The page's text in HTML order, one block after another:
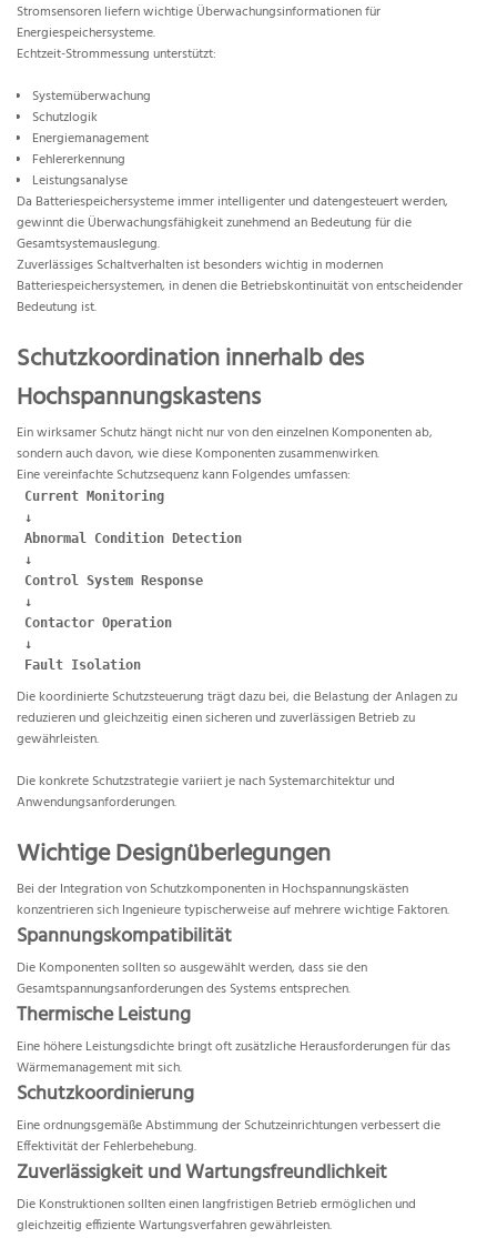
Stromsensoren liefern wichtige Überwachungsinformationen für
Energiespeichersysteme.
Echtzeit-Strommessung unterstützt:
Systemüberwachung
Schutzlogik
Energiemanagement
Fehlererkennung
Leistungsanalyse
Da Batteriespeichersysteme immer intelligenter und datengesteuert werden,
gewinnt die Überwachungsfähigkeit zunehmend an Bedeutung für die
Gesamtsystemauslegung.
Zuverlässiges Schaltverhalten ist besonders wichtig in modernen
Batteriespeichersystemen, in denen die Betriebskontinuität von entscheidender
Bedeutung ist.
Schutzkoordination innerhalb des
Hochspannungskastens
Ein wirksamer Schutz hängt nicht nur von den einzelnen Komponenten ab,
sondern auch davon, wie diese Komponenten zusammenwirken.
Eine vereinfachte Schutzsequenz kann Folgendes umfassen:
Current Monitoring
↓
Abnormal Condition Detection
↓
Control System Response
↓
Contactor Operation
↓
Fault Isolation
Die koordinierte Schutzsteuerung trägt dazu bei, die Belastung der Anlagen zu
reduzieren und gleichzeitig einen sicheren und zuverlässigen Betrieb zu
gewährleisten.
Die konkrete Schutzstrategie variiert je nach Systemarchitektur und
Anwendungsanforderungen.
Wichtige Designüberlegungen
Bei der Integration von Schutzkomponenten in Hochspannungskästen
konzentrieren sich Ingenieure typischerweise auf mehrere wichtige Faktoren.
Spannungskompatibilität
Die Komponenten sollten so ausgewählt werden, dass sie den
Gesamtspannungsanforderungen des Systems entsprechen.
Thermische Leistung
Eine höhere Leistungsdichte bringt oft zusätzliche Herausforderungen für das
Wärmemanagement mit sich.
Schutzkoordinierung
Eine ordnungsgemäße Abstimmung der Schutzeinrichtungen verbessert die
Effektivität der Fehlerbehebung.
Zuverlässigkeit und Wartungsfreundlichkeit
Die Konstruktionen sollten einen langfristigen Betrieb ermöglichen und
gleichzeitig effiziente Wartungsverfahren gewährleisten.